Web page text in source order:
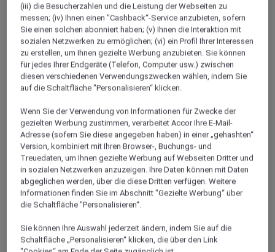
Über dieses Restaurant
Das Restaurant "Red Sea Grill" in wunderschöne Lage
an der traumhaften Küste des Golfs von Aqaba ist
ein idealer Rückzugsort für ein Essen bei Kerzenschein
oder ein gemeinsames Abendessen mit der Familie
und mit Freunden im erholsamen Ambiente des
bezaubernden Aussenbereichs. Geniessen Sie die
feinsten Fischspezialitäten von Aqaba, perfekt
zubereitet und serviert. Wir haben eine
unübertroffene Auswahl an frischem Fisch aus dem
Roten Meer und weiteren erlesenen Speisen im
Angebot, von unseren Köchen perfekt zubereitet und
(iii) die Besucherzahlen und die Leistung der Webseiten zu
messen; (iv) Ihnen einen "Cashback“-Service anzubieten, sofern
Sie einen solchen abonniert haben; (v) Ihnen die Interaktion mit
sozialen Netzwerken zu ermöglichen; (vi) ein Profil Ihrer Interessen
zu erstellen, um Ihnen gezielte Werbung anzubieten. Sie können
für jedes Ihrer Endgeräte (Telefon, Computer usw.) zwischen
diesen verschiedenen Verwendungszwecken wählen, indem Sie
auf die Schaltfläche "Personalisieren“ klicken.
Wenn Sie der Verwendung von Informationen für Zwecke der
gezielten Werbung zustimmen, verarbeitet Accor Ihre E-Mail-
Adresse (sofern Sie diese angegeben haben) in einer „gehashten“
Version, kombiniert mit Ihren Browser-, Buchungs- und
Treuedaten, um Ihnen gezielte Werbung auf Webseiten Dritter und
in sozialen Netzwerken anzuzeigen. Ihre Daten können mit Daten
abgeglichen werden, über die diese Dritten verfügen. Weitere
Informationen finden Sie im Abschnitt "Gezielte Werbung“ über
die Schaltfläche "Personalisieren“.
Sie können Ihre Auswahl jederzeit ändern, indem Sie auf die
Schaltfläche „Personalisieren“ klicken, die über den Link